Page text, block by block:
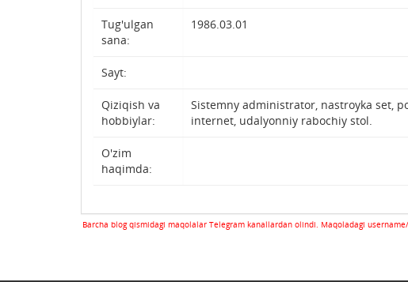
Tug'ulgan
sana:
1986.03.01
Sayt:
Qiziqish va
hobbiylar:
Sistemny administrator, nastroyka set,
internet, udalyonniy rabochiy stol.
O'zim
haqimda:
Barcha blog qismidagi maqolalar Telegram kanallardan olindi. Maqoladagi